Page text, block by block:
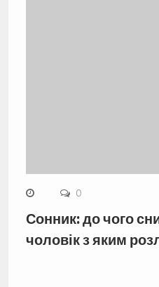
0
Сонник: до чого
чоловік з яким